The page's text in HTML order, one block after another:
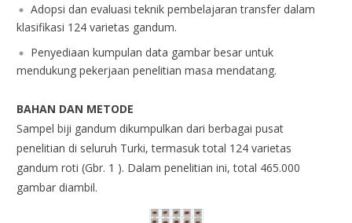
Adopsi dan evaluasi teknik pembelajaran transfer dalam
klasifikasi 124 varietas gandum.
Penyediaan kumpulan data gambar besar untuk
mendukung pekerjaan penelitian masa mendatang.
BAHAN DAN METODE
Sampel biji gandum dikumpulkan dari berbagai pusat
penelitian di seluruh Turki, termasuk total 124 varietas
gandum roti (Gbr. 1 ). Dalam penelitian ini, total 465.000
gambar diambil.